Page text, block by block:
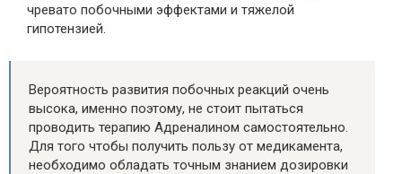
чревато побочными эффектами и тяжелой
гипотензией.
Вероятность развития побочных реакций очень
высока, именно поэтому, не стоит пытаться
проводить терапию Адреналином самостоятельно.
Для того чтобы получить пользу от медикамента,
необходимо обладать точным знанием дозировки